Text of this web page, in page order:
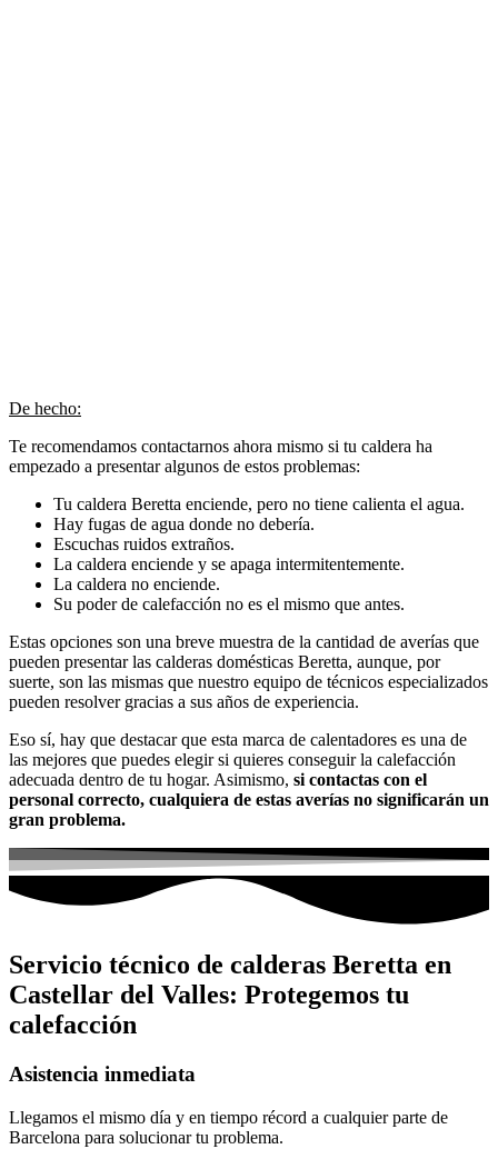
De hecho:
Te recomendamos contactarnos ahora mismo si tu caldera ha
empezado a presentar algunos de estos problemas:
Tu caldera Beretta enciende, pero no tiene calienta el agua.
Hay fugas de agua donde no debería.
Escuchas ruidos extraños.
La caldera enciende y se apaga intermitentemente.
La caldera no enciende.
Su poder de calefacción no es el mismo que antes.
Estas opciones son una breve muestra de la cantidad de averías que
pueden presentar las calderas domésticas Beretta, aunque, por
suerte, son las mismas que nuestro equipo de técnicos especializados
pueden resolver gracias a sus años de experiencia.
Eso sí, hay que destacar que esta marca de calentadores es una de
las mejores que puedes elegir si quieres conseguir la calefacción
adecuada dentro de tu hogar. Asimismo, si contactas con el
personal correcto, cualquiera de estas averías no significarán un
gran problema.
Servicio técnico de calderas Beretta en
Castellar del Valles: Protegemos tu
calefacción
Asistencia inmediata
Llegamos el mismo día y en tiempo récord a cualquier parte de
Barcelona para solucionar tu problema.